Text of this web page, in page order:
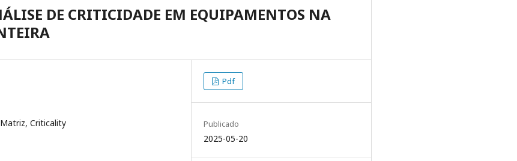
DE CRITICIDADE EM EQUIPAMENTOS NA
Criticality
Pdf
Publicado
2025-05-20